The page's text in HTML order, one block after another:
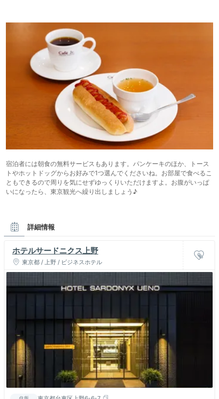
宿泊者には朝食の無料サービスもあります。パンケーキのほか、トース
トやホットドッグからお好みで1つ選んでくださいね。お部屋で食べるこ
ともできるので周りを気にせずゆっくりいただけますよ。お腹がいっぱ
いになったら、東京観光へ繰り出しましょう♪
詳細情報
ホテルサードニクス上野
東京都 / 上野 / ビジネスホテル